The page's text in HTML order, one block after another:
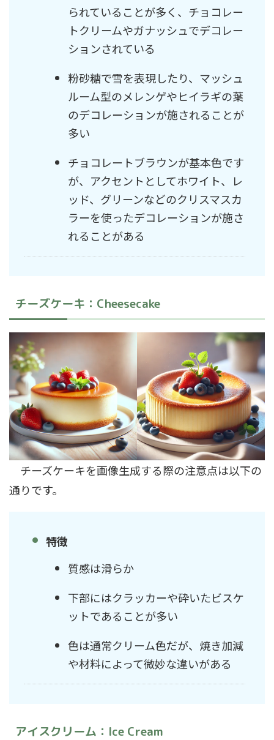
られていることが多く、チョコレー
トクリームやガナッシュでデコレー
ションされている
粉砂糖で雪を表現したり、マッシュ
ルーム型のメレンゲやヒイラギの葉
のデコレーションが施されることが
多い
チョコレートブラウンが基本色です
が、アクセントとしてホワイト、レ
ッド、グリーンなどのクリスマスカ
ラーを使ったデコレーションが施さ
れることがある
チーズケーキ：Cheesecake
チーズケーキを画像生成する際の注意点は以下の
通りです。
特徴
質感は滑らか
下部にはクラッカーや砕いたビスケ
ットであることが多い
色は通常クリーム色だが、焼き加減
や材料によって微妙な違いがある
アイスクリーム：Ice Cream